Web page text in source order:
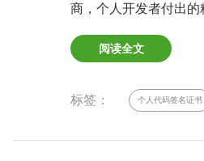
商，个人开发者付出的
阅读全文
标签： 个人代码签名证书